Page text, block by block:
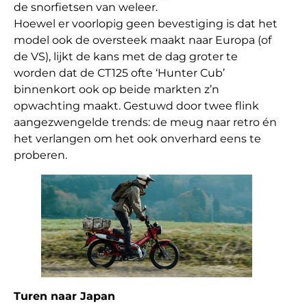
de snorfietsen van weleer.
Hoewel er voorlopig geen bevestiging is dat het
model ook de oversteek maakt naar Europa (of
de VS), lijkt de kans met de dag groter te
worden dat de CT125 ofte ‘Hunter Cub’
binnenkort ook op beide markten z’n
opwachting maakt. Gestuwd door twee flink
aangezwengelde trends: de meug naar retro én
het verlangen om het ook onverhard eens te
proberen.
Turen naar Japan